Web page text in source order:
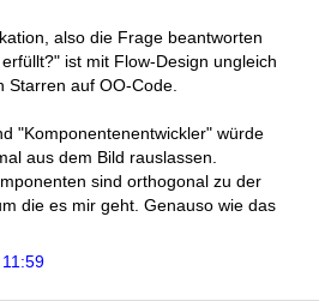
also die Frage beantworten
ist mit Flow-Design ungleich
Starren auf OO-Code.
"Komponentenentwickler" würde
aus dem Bild rauslassen.
sind orthogonal zu der
die es mir geht. Genauso wie das